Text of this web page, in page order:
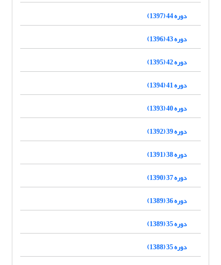
دوره 44 (1397)
دوره 43 (1396)
دوره 42 (1395)
دوره 41 (1394)
دوره 40 (1393)
دوره 39 (1392)
دوره 38 (1391)
دوره 37 (1390)
دوره 36 (1389)
دوره 35 (1389)
دوره 35 (1388)